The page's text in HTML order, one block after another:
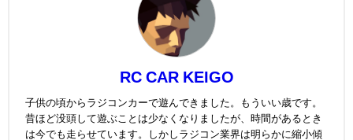
RC CAR KEIGO
子供の頃からラジコンカーで遊んできました。もういい歳です。
昔ほど没頭して遊ぶことは少なくなりましたが、時間があるとき
は今でも走らせています。しかしラジコン業界は明らかに縮小傾